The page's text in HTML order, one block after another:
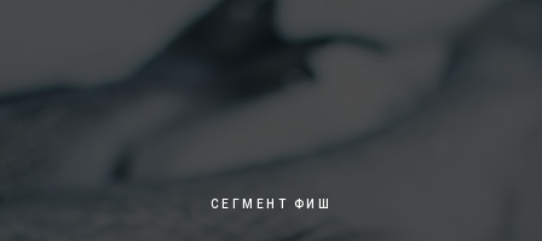
СЕГМЕНТ ФИШ